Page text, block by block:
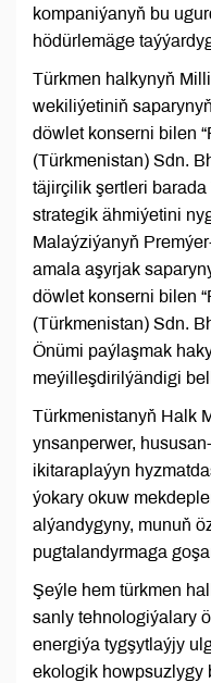
kompaniýanyň bu
hödürlemäge
Türkmen halkynyň
wekiliýetiniň
döwlet konserni bilen
(Türkmenistan) Sdn.
täjirçilik şertleri
strategik ähmiýetini
Malaýziýanyň
amala aşyrjak
döwlet konserni bilen
(Türkmenistan) Sdn.
Önümi paýlaşmak
meýilleşdirilýändigi
Türkmenistanyň Halk
ynsanperwer,
ikitaraplaýyn
ýokary okuw
alýandygyny, munuň
pugtalandyrmaga
Şeýle hem türkmen
sanly tehnologiýalary
energiýa tygşytlaýjy
ekologik howpsuzlygy